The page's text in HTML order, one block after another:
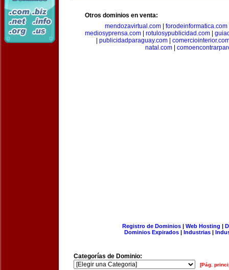
Otros dominios en venta:
mendozavirtual.com| forodeinformatica.com
mediosyprensa.com
rotulosypublicidad.com
publicidadparaguay.com
natal.com|
Registro de Dominios| Web Hosting |
Dominios Expirados | Industrias |
Categorías de Dominio:
[Pág.